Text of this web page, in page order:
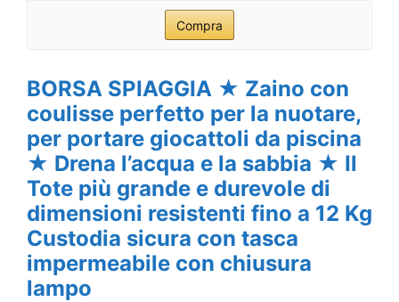
Compra
BORSA SPIAGGIA ★ Zaino con
coulisse perfetto per la nuotare,
per portare giocattoli da piscina
★ Drena l’acqua e la sabbia ★ Il
Tote più grande e durevole di
dimensioni resistenti fino a 12 Kg
Custodia sicura con tasca
impermeabile con chiusura
lampo